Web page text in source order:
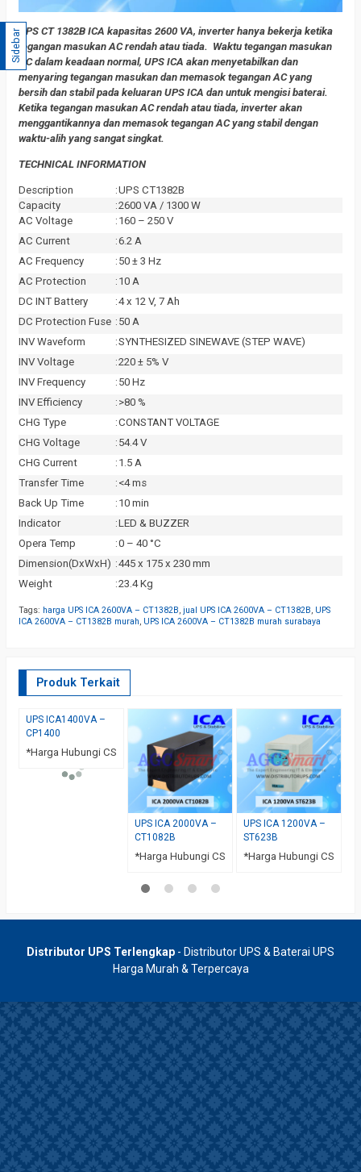
UPS CT 1382B ICA kapasitas 2600 VA, inverter hanya bekerja ketika
tegangan masukan AC rendah atau tiada. Waktu tegangan masukan
AC dalam keadaan normal, UPS ICA akan menyetabilkan dan
menyaring tegangan masukan dan memasok tegangan AC yang
bersih dan stabil pada keluaran UPS ICA dan untuk mengisi baterai.
Ketika tegangan masukan AC rendah atau tiada, inverter akan
menggantikannya dan memasok tegangan AC yang stabil dengan
waktu-alih yang sangat singkat.
TECHNICAL INFORMATION
Description :UPS CT1382B
Capacity
:2600 VA / 1300 W
AC Voltage
: 160 – 250 V
AC Current
:6.2 A
AC Frequency
: 50 ± 3 Hz
AC Protection
: 10 A
DC INT Battery
:4 x 12 V, 7 Ah
DC Protection Fuse : 50 A
INV Waveform
:SYNTHESIZED SINEWAVE (STEP WAVE)
INV Voltage
:220 ± 5% V
INV Frequency
: 50 Hz
INV Efficiency
: >80 %
CHG Type
:CONSTANT VOLTAGE
CHG Voltage
: 54.4 V
CHG Current
: 1.5 A
Transfer Time
: <4 ms
Back Up Time
: 10 min
Indicator
:LED & BUZZER
Opera Temp
:0 – 40 °C
Dimension(DxWxH) :445 x 175 x 230 mm
Weight
:23.4 Kg
Tags: harga UPS ICA 2600VA – CT1382B, jual UPS ICA 2600VA – CT1382B, UPS
ICA 2600VA – CT1382B murah, UPS ICA 2600VA – CT1382B murah surabaya
Produk Terkait
UPS ICA1400VA –
CP1400
*Harga Hubungi CS
UPS ICA 2000VA –
CT1082B
*Harga Hubungi CS
UPS ICA 1200VA –
ST623B
*Harga Hubungi CS
Sidebar
Distributor UPS Terlengkap - Distributor UPS & Baterai UPS
Harga Murah & Terpercaya